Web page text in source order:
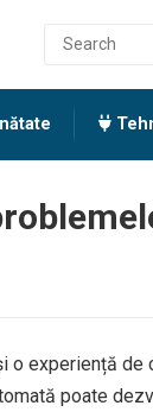
experiență de
poate